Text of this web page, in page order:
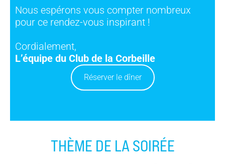
Nous espérons vous compter nombreux
pour ce rendez-vous inspirant !
Cordialement,
L’équipe du Club de la Corbeille
Réserver le dîner
THÈME DE LA SOIRÉE